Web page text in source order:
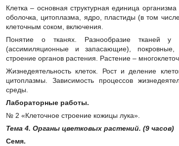
Клетка – основная структурная единица
оболочка, цитоплазма, ядро, пластиды (в том
клеточным соком, включения.
Понятие о тканях. Разнообразие тканей у
(ассимиляционные и запасающие), покровные,
строение органов растения. Растение –
Жизнедеятельность клеток. Рост и деление
цитоплазмы. Зависимость процессов
среды.
Лабораторные работы.
№ 2 «Клеточное строение кожицы лука».
Тема 4. Органы цветковых растений. (9 часов)
Семя.